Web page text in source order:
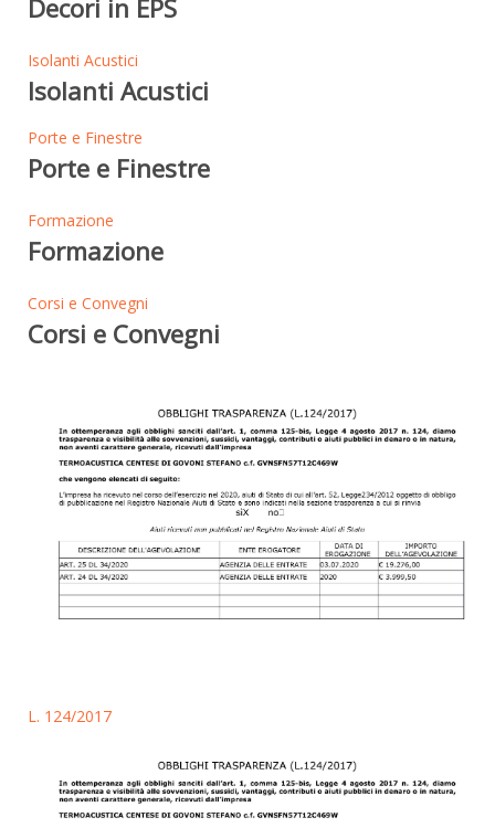
Decori in EPS
Isolanti Acustici
Isolanti Acustici
Porte e Finestre
Porte e Finestre
Formazione
Formazione
Corsi e Convegni
Corsi e Convegni
L. 124/2017